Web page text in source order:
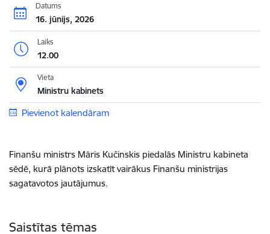
Datums
16. jūnijs, 2026
Laiks
12.00
Vieta
Ministru kabinets
Pievienot kalendāram
Finanšu ministrs Māris Kučinskis piedalās Ministru kabineta
sēdē, kurā plānots izskatīt vairākus Finanšu ministrijas
sagatavotos jautājumus.
Saistītas tēmas